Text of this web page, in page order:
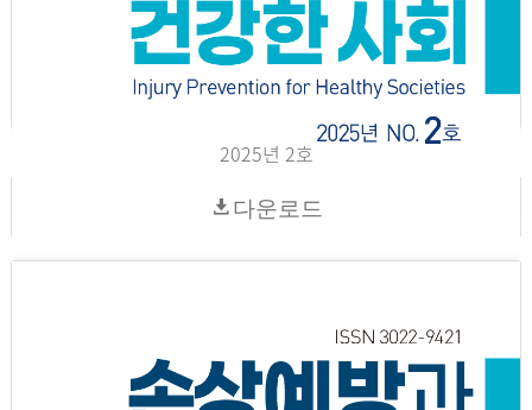
2025년 2호
다운로드